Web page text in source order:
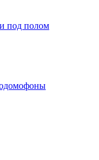
под полом